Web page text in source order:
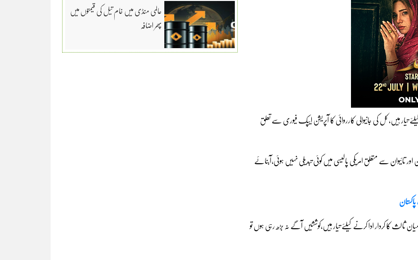
ہیں، کل کی جانیوالی کارروائی کا آپریشن ایپک فیوری سے تعلق
تائیوان سے متعلق امریکی پالیسی میں کوئی تبدیلی نہیں ہوئی،آبنائے
کا کردار ادا کرنے کیلئے تیار ہیں،کوششیں آگے نہ بڑھ رہی ہوں تو
عالمی منڈی میں خام تیل کی قیمتوں میں
پھر اضافہ